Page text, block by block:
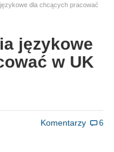
dla chcących pracować
językowe
w UK
Komentarzy 6